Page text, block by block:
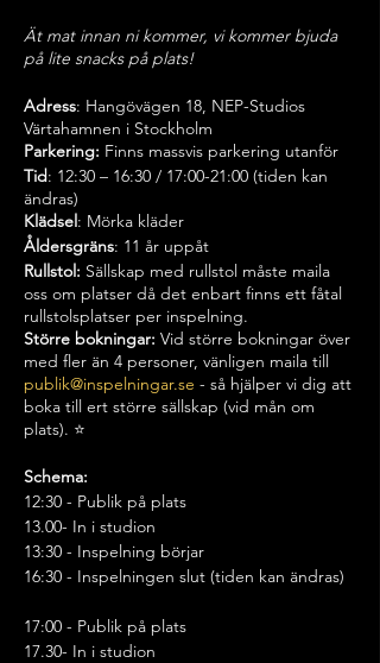
Ät mat innan ni kommer, vi kommer bjuda
på lite snacks på plats!
Adress: Hangövägen 18, NEP-Studios
Värtahamnen i Stockholm
Parkering: Finns massvis parkering utanför
Tid: 12:30 – 16:30 / 17:00-21:00 (tiden kan
ändras)
Klädsel: Mörka kläder
Åldersgräns: 11 år uppåt
Rullstol: Sällskap med rullstol måste maila
oss om platser då det enbart finns ett fåtal
rullstolsplatser per inspelning.
Större bokningar: Vid större bokningar över
med fler än 4 personer, vänligen maila till
publik@inspelningar.se - så hjälper vi dig att
boka till ert större sällskap (vid mån om
plats). ⭐️
Schema:
12:30 - Publik på plats
13.00- In i studion
13:30 - Inspelning börjar
16:30 - Inspelningen slut (tiden kan ändras)
17:00 - Publik på plats
17.30- In i studion